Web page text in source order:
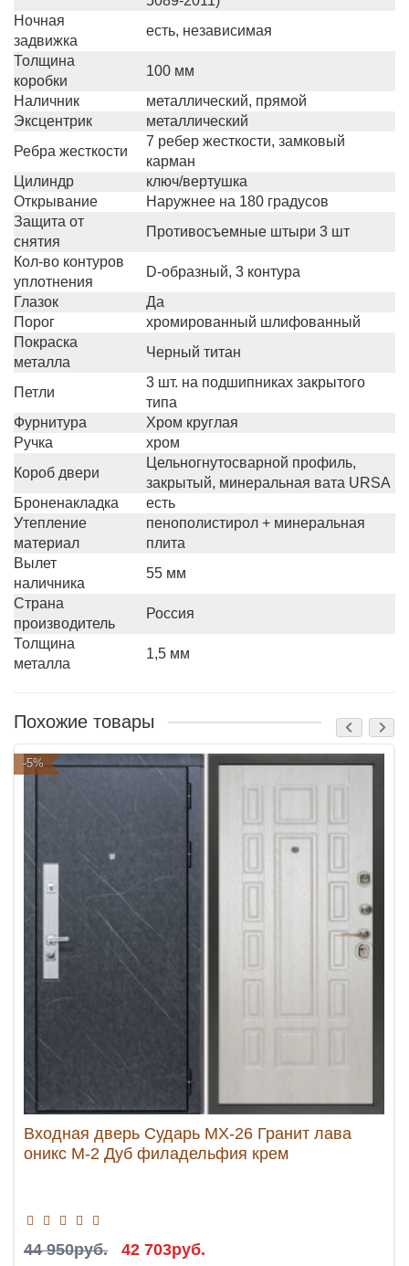
Ночная
задвижка
есть, независимая
Толщина
коробки
100 мм
Наличник
металлический, прямой
Эксцентрик
металлический
Ребра жесткости
7 ребер жесткости, замковый
карман
Цилиндр
ключ/вертушка
Открывание
Наружнее на 180 градусов
Защита от
снятия
Противосъемные штыри 3 шт
Кол-во контуров
уплотнения
D-образный, 3 контура
Глазок
Да
Порог
хромированный шлифованный
Покраска
металла
Черный титан
Петли
3 шт. на подшипниках закрытого
типа
Фурнитура
Хром круглая
Ручка
хром
Короб двери
Цельногнутосварной профиль,
закрытый, минеральная вата URSA
Броненакладка
есть
Утепление
материал
пенополистирол + минеральная
плита
Вылет
наличника
55 мм
Страна
производитель
Россия
Толщина
металла
1,5 мм
Похожие товары
-5%
Входная дверь Сударь МХ-26 Гранит лава
оникс М-2 Дуб филадельфия крем
44 950руб. 42 703руб.